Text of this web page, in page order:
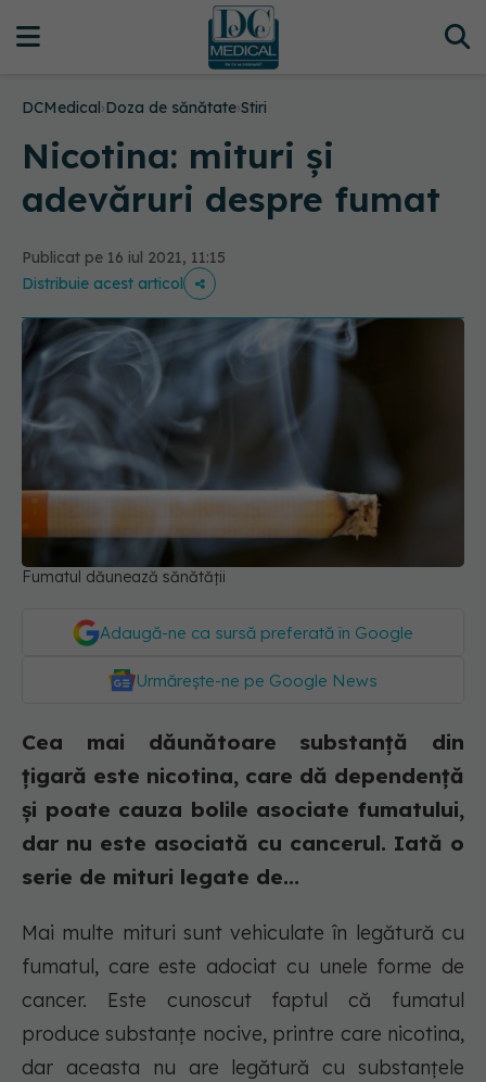
DCMedical›Doza de sănătate›Stiri
Nicotina: mituri și
adevăruri despre fumat
Publicat pe 16 iul 2021, 11:15
Distribuie acest articol
Fumatul dăunează sănătății
Adaugă-ne ca sursă preferată în Google
Urmărește-ne pe Google News
Cea mai dăunătoare substanță din
țigară este nicotina, care dă dependență
și poate cauza bolile asociate fumatului,
dar nu este asociată cu cancerul. Iată o
serie de mituri legate de...
Mai multe mituri sunt vehiculate în legătură cu
fumatul, care este adociat cu unele forme de
cancer. Este cunoscut faptul că fumatul
produce substanțe nocive, printre care nicotina,
dar aceasta nu are legătură cu substanțele